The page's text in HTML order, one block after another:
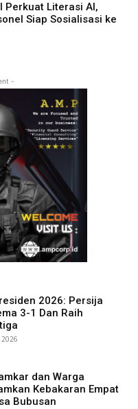
Perkuat Literasi AI,
Siap Sosialisasi ke
-
2026: Persija
3-1 Dan Raih
dan Warga
Kebakaran Empat
Bubusan